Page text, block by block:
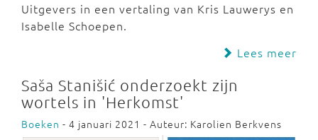
Uitgevers in een vertaling van Kris Lauwerys en
Isabelle Schoepen.
Lees meer
Saša Stanišić onderzoekt zijn
wortels in 'Herkomst'
Boeken - 4 januari 2021 - Auteur: Karolien Berkvens